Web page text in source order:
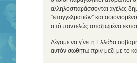
αλληλοσπαράσσονται αγέλες
“επαγγελματιών” και
από παντελώς απαξιωμένα
Λέγαμε να γίνει η Ελλάδα
αυτόν σωθήτω πριν μαζί με το